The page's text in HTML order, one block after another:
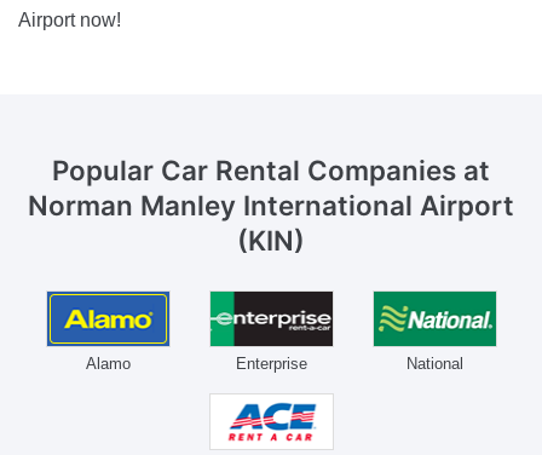
Airport now!
Popular Car Rental Companies at
Norman Manley International Airport
(KIN)
Alamo Enterprise National